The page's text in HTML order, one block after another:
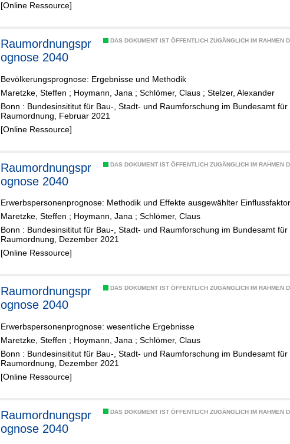
[Online Ressource]
DAS DOKUMENT IST ÖFFENTLICH ZUGÄNGLICH IM RAHMEN
Raumordnungspr
ognose 2040
Bevölkerungsprognose: Ergebnisse und Methodik
Maretzke, Steffen ; Hoymann, Jana ; Schlömer, Claus ; Stelzer, Alexander
Bonn : Bundesinsititut für Bau-, Stadt- und Raumforschung im Bundesamt für
Raumordnung, Februar 2021
[Online Ressource]
DAS DOKUMENT IST ÖFFENTLICH ZUGÄNGLICH IM RAHMEN
Raumordnungspr
ognose 2040
Erwerbspersonenprognose: Methodik und Effekte ausgewählter
Maretzke, Steffen ; Hoymann, Jana ; Schlömer, Claus
Bonn : Bundesinsititut für Bau-, Stadt- und Raumforschung im Bundesamt für
Raumordnung, Dezember 2021
[Online Ressource]
DAS DOKUMENT IST ÖFFENTLICH ZUGÄNGLICH IM RAHMEN
Raumordnungspr
ognose 2040
Erwerbspersonenprognose: wesentliche Ergebnisse
Maretzke, Steffen ; Hoymann, Jana ; Schlömer, Claus
Bonn : Bundesinsititut für Bau-, Stadt- und Raumforschung im Bundesamt für
Raumordnung, Dezember 2021
[Online Ressource]
DAS DOKUMENT IST ÖFFENTLICH ZUGÄNGLICH IM RAHMEN
Raumordnungspr
ognose 2040